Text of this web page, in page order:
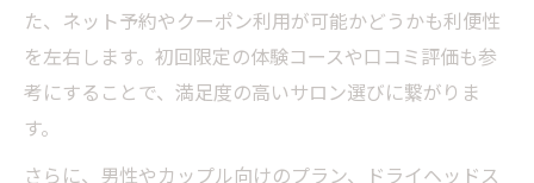
た、ネット予約やクーポン利用が可能かどうかも利便性
を左右します。初回限定の体験コースや口コミ評価も参
考にすることで、満足度の高いサロン選びに繋がりま
す。
さらに、男性やカップル向けのプラン、ドライヘッドス